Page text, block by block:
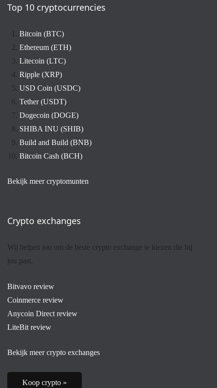
Top 10 cryptocurrencies
Bitcoin (BTC)
Ethereum (ETH)
Litecoin (LTC)
Ripple (XRP)
USD Coin (USDC)
Tether (USDT)
Dogecoin (DOGE)
SHIBA INU (SHIB)
Build and Build (BNB)
Bitcoin Cash (BCH)
Bekijk meer cryptomunten
Crypto exchanges
Wij helpen jou om de beste crypto exchange te kiezen die bij
jou past.
Bitvavo review
Coinmerce review
Anycoin Direct review
LiteBit review
Bekijk meer crypto exchanges
Koop crypto »